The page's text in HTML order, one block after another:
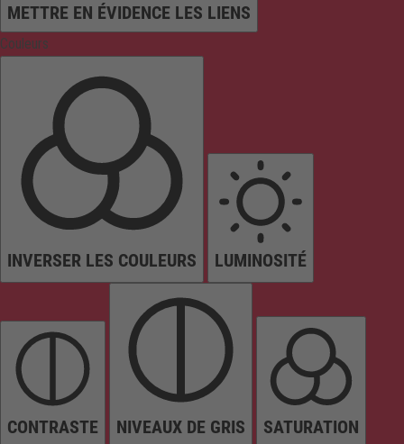
METTRE EN ÉVIDENCE LES LIENS
Couleurs
INVERSER LES COULEURS LUMINOSITÉ
CONTRASTE NIVEAUX DE GRIS SATURATION